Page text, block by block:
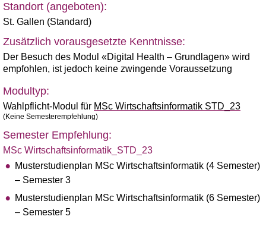
Standort (angeboten):
St. Gallen (Standard)
Zusätzlich vorausgesetzte Kenntnisse:
Der Besuch des Modul «Digital Health – Grundlagen» wird
empfohlen, ist jedoch keine zwingende Voraussetzung
Modultyp:
Wahlpflicht-Modul für MSc Wirtschaftsinformatik STD_23
(Keine Semesterempfehlung)
Semester Empfehlung:
MSc Wirtschaftsinformatik_STD_23
Musterstudienplan MSc Wirtschaftsinformatik (4 Semester)
– Semester 3
Musterstudienplan MSc Wirtschaftsinformatik (6 Semester)
– Semester 5